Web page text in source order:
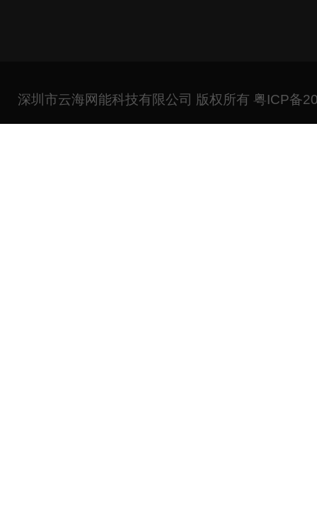
深圳市云海网能科技有限公司 版权所有 粤ICP备